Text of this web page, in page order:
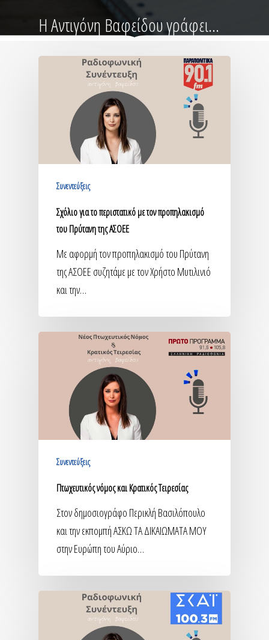
Η Αντιγόνη Βαφείδου γράφει...
Συνεντεύξεις
Σχόλιο για το περιστατικό με τον προπηλακισμό
του Πρύτανη της ΑΣΟΕΕ
Με αφορμή τον προπηλακισμό του Πρύτανη
της ΑΣΟΕΕ συζητάμε με τον Χρήστο Μυτιλινιό
και την…
Συνεντεύξεις
Πτωχευτικός νόμος και Κρατικός Τειρεσίας
Στον δημοσιογράφο Περικλή Βασιλόπουλο
και την εκπομπή ΑΣΚΩ ΤΑ ΔΙΚΑΙΩΜΑΤΑ ΜΟΥ
στην Ευρώπη του Αύριο…